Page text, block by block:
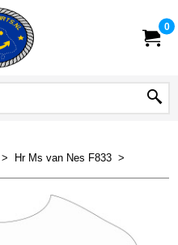
0
> Hr Ms van Nes F833 >